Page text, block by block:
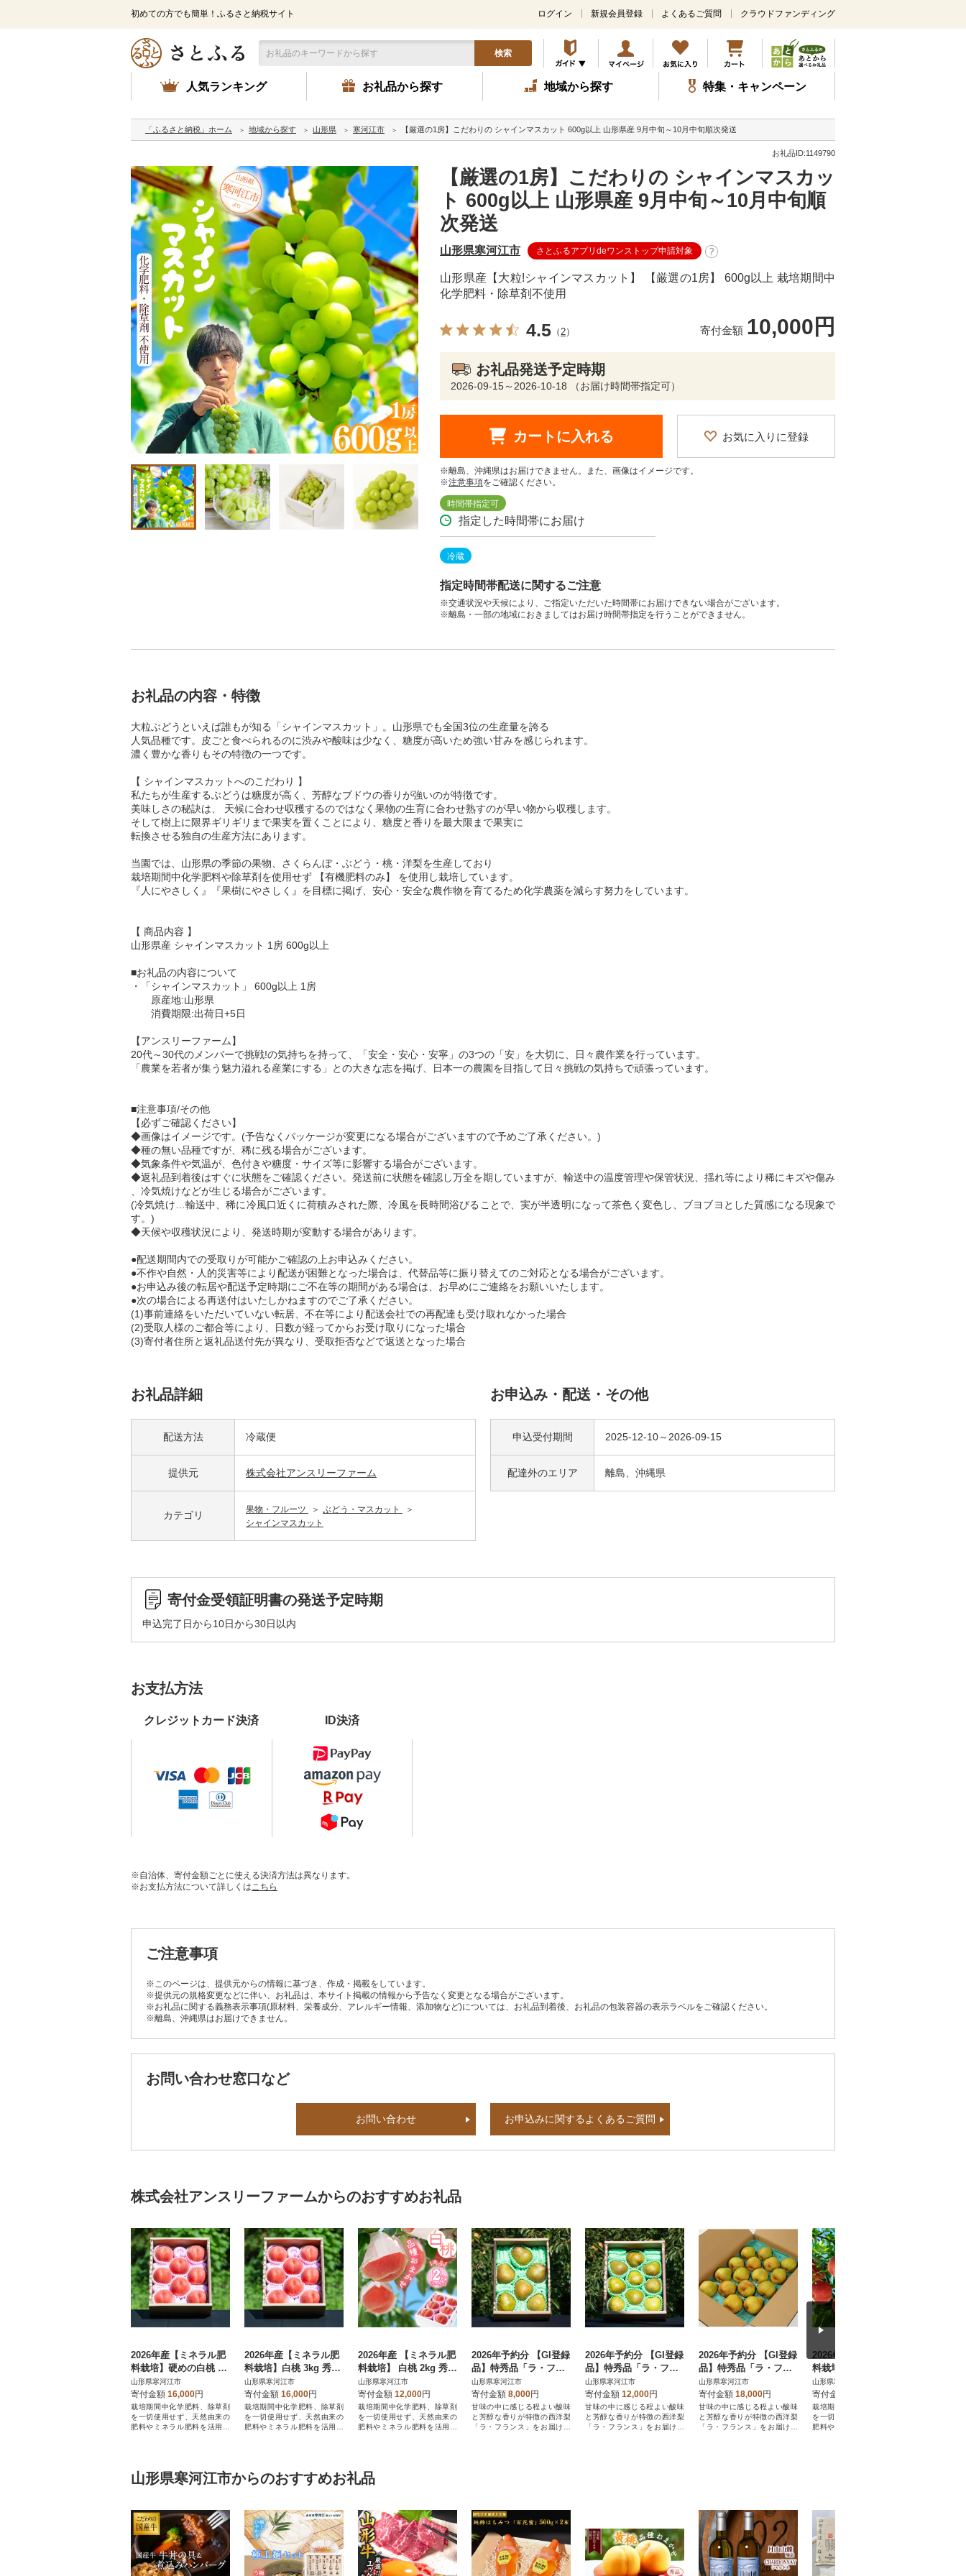
初めての方でも簡単！ふるさと納税サイト
メ
ン
コ
ン
テ
ツ
に
ッ
プ
ログイン 新規会員登録 よくあるご質問 クラウドファンディング
検索
人気ランキング お礼品から探す 地域から探す 特集・キャンペーン
「ふるさと納税」ホーム 地域から探す 山形県 寒河江市 【厳選の1房】こだわりの シャインマスカット 600g以上 山形県産 9月中旬～10月中旬順次発送
お礼品ID:1149790
【厳選の1房】こだわりの シャインマスカッ
ト 600g以上 山形県産 9月中旬～10月中旬順
次発送
山形県寒河江市 さとふるアプリdeワンストップ申請対象
山形県産【大粒!シャインマスカット】 【厳選の1房】 600g以上 栽培期間中
化学肥料・除草剤不使用
4.5 （2） 寄付金額 10,000円
お礼品発送予定時期
2026-09-15～2026-10-18 （お届け時間帯指定可）
カートに入れる お気に入りに登録
※離島、沖縄県はお届けできません。また、画像はイメージです。
※注意事項をご確認ください。
時間帯指定可
指定した時間帯にお届け
冷蔵
指定時間帯配送に関するご注意
※交通状況や天候により、ご指定いただいた時間帯にお届けできない場合がございます。
※離島・一部の地域におきましてはお届け時間帯指定を行うことができません。
お礼品の内容・特徴
大粒ぶどうといえば誰もが知る「シャインマスカット」。山形県でも全国3位の生産量を誇る
人気品種です。皮ごと食べられるのに渋みや酸味は少なく、糖度が高いため強い甘みを感じられます。
濃く豊かな香りもその特徴の一つです。
【 シャインマスカットへのこだわり 】
私たちが生産するぶどうは糖度が高く、芳醇なブドウの香りが強いのが特徴です。
美味しさの秘訣は、 天候に合わせ収穫するのではなく果物の生育に合わせ熟すのが早い物から収穫します。
そして樹上に限界ギリギリまで果実を置くことにより、糖度と香りを最大限まで果実に
転換させる独自の生産方法にあります。
当園では、山形県の季節の果物、さくらんぼ・ぶどう・桃・洋梨を生産しており
栽培期間中化学肥料や除草剤を使用せず 【有機肥料のみ】 を使用し栽培しています。
『人にやさしく』『果樹にやさしく』を目標に掲げ、安心・安全な農作物を育てるため化学農薬を減らす努力をしています。
【 商品内容 】
山形県産 シャインマスカット 1房 600g以上
■お礼品の内容について
・「シャインマスカット」 600g以上 1房
原産地:山形県
消費期限:出荷日+5日
【アンスリーファーム】
20代～30代のメンバーで挑戦!の気持ちを持って、「安全・安心・安寧」の3つの「安」を大切に、日々農作業を行っています。
「農業を若者が集う魅力溢れる産業にする」との大きな志を掲げ、日本一の農園を目指して日々挑戦の気持ちで頑張っています。
■注意事項/その他
【必ずご確認ください】
◆画像はイメージです。(予告なくパッケージが変更になる場合がございますので予めご了承ください。)
◆種の無い品種ですが、稀に残る場合がございます。
◆気象条件や気温が、色付きや糖度・サイズ等に影響する場合がございます。
◆返礼品到着後はすぐに状態をご確認ください。発送前に状態を確認し万全を期していますが、輸送中の温度管理や保管状況、揺れ等により稀にキズや傷み
、冷気焼けなどが生じる場合がございます。
(冷気焼け…輸送中、稀に冷風口近くに荷積みされた際、冷風を長時間浴びることで、実が半透明になって茶色く変色し、ブヨブヨとした質感になる現象で
す。)
◆天候や収穫状況により、発送時期が変動する場合があります。
●配送期間内での受取りが可能かご確認の上お申込みください。
●不作や自然・人的災害等により配送が困難となった場合は、代替品等に振り替えてのご対応となる場合がございます。
●お申込み後の転居や配送予定時期にご不在等の期間がある場合は、お早めにご連絡をお願いいたします。
●次の場合による再送付はいたしかねますのでご了承ください。
(1)事前連絡をいただいていない転居、不在等により配送会社での再配達も受け取れなかった場合
(2)受取人様のご都合等により、日数が経ってからお受け取りになった場合
(3)寄付者住所と返礼品送付先が異なり、受取拒否などで返送となった場合
お礼品詳細
配送方法 冷蔵便
提供元 株式会社アンスリーファーム
カテゴリ 果物・フルーツ
ぶどう・マスカット
シャインマスカット
お申込み・配送・その他
申込受付期間 2025-12-10～2026-09-15
配達外のエリア 離島、沖縄県
寄付金受領証明書の発送予定時期
申込完了日から10日から30日以内
お支払方法
クレジットカード決済 ID決済
※自治体、寄付金額ごとに使える決済方法は異なります。
※お支払方法について詳しくはこちら
ご注意事項
※このページは、提供元からの情報に基づき、作成・掲載をしています。
※提供元の規格変更などに伴い、お礼品は、本サイト掲載の情報から予告なく変更となる場合がございます。
※お礼品に関する義務表示事項(原材料、栄養成分、アレルギー情報、添加物など)については、お礼品到着後、お礼品の包装容器の表示ラベルをご確認ください。
※離島、沖縄県はお届けできません。
お問い合わせ窓口など
お問い合わせ お申込みに関するよくあるご質問
株式会社アンスリーファームからのおすすめお礼品
2026年産【ミネラル肥
料栽培】硬めの白桃 3k
g 秀品 品種おまかせ (8
～13玉) 山形県産
山形県寒河江市
寄付金額 16,000円
栽培期間中化学肥料、除草剤
を一切使用せず、天然由来の
肥料やミネラル肥料を活用し
2026年産【ミネラル肥
料栽培】白桃 3kg 秀品
品種おまかせ (8～13玉)
山形県産
山形県寒河江市
寄付金額 16,000円
栽培期間中化学肥料、除草剤
を一切使用せず、天然由来の
肥料やミネラル肥料を活用し
2026年産 【ミネラル肥
料栽培】 白桃 2kg 秀品
品種おまかせ (5～9玉)
山形県産
山形県寒河江市
寄付金額 12,000円
栽培期間中化学肥料、除草剤
を一切使用せず、天然由来の
肥料やミネラル肥料を活用し
2026年予約分 【GI登録
品】特秀品「ラ・フラ
ンス」2kg 化粧箱入り
(5～9玉)
山形県寒河江市
寄付金額 8,000円
甘味の中に感じる程よい酸味
と芳醇な香りが特徴の西洋梨
「ラ・フランス」をお届けし
2026年予約分 【GI登録
品】特秀品「ラ・フラ
ンス」3kg 化粧箱入り
(7～12玉)
山形県寒河江市
寄付金額 12,000円
甘味の中に感じる程よい酸味
と芳醇な香りが特徴の西洋梨
「ラ・フランス」をお届けし
2026年予約分 【GI登録
品】特秀品「ラ・フラ
ンス」5kg 化粧箱入り
(12～20玉)
山形県寒河江市
寄付金額 18,000円
甘味の中に感じる程よい酸味
と芳醇な香りが特徴の西洋梨
「ラ・フランス」をお届けし
2026年産 【ミネラル肥
料栽培】 硬めの白桃 2
kg 秀品 品種おまかせ
(5～9玉) 山形県産
山形県寒河江市
寄付金額
栽培期間中化学肥料、除草剤
を一切使用せず、天然由来の
肥料やミネラル肥料を活用し
山形県寒河江市からのおすすめお礼品